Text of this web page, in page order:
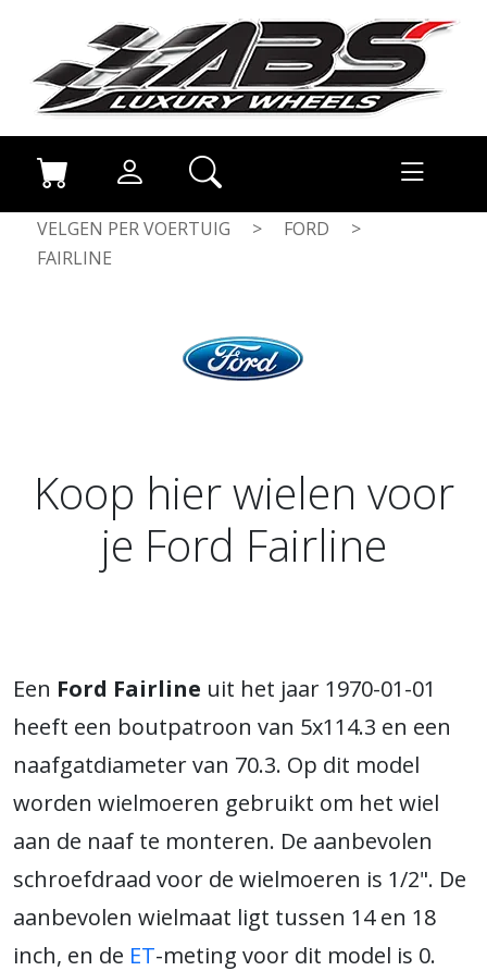
VELGEN PER VOERTUIG > FORD
>
FAIRLINE
Koop hier wielen voor
je Ford Fairline
Een Ford Fairline uit het jaar 1970-01-01
heeft een boutpatroon van 5x114.3 en een
naafgatdiameter van 70.3. Op dit model
worden wielmoeren gebruikt om het wiel
aan de naaf te monteren. De aanbevolen
schroefdraad voor de wielmoeren is 1/2". De
aanbevolen wielmaat ligt tussen 14 en 18
inch, en de ET-meting voor dit model is 0.